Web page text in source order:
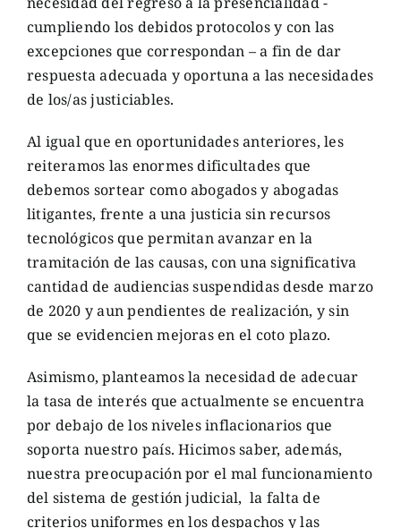
cumpliendo los debidos protocolos y con las
excepciones que correspondan – a fin de dar
respuesta adecuada y oportuna a las necesidades
de los/as justiciables.
Al igual que en oportunidades anteriores, les
reiteramos las enormes dificultades que
debemos sortear como abogados y abogadas
litigantes, frente a una justicia sin recursos
tecnológicos que permitan avanzar en la
tramitación de las causas, con una significativa
cantidad de audiencias suspendidas desde marzo
de 2020 y aun pendientes de realización, y sin
que se evidencien mejoras en el coto plazo.
Asimismo, planteamos la necesidad de adecuar
la tasa de interés que actualmente se encuentra
por debajo de los niveles inflacionarios que
soporta nuestro país. Hicimos saber, además,
nuestra preocupación por el mal funcionamiento
del sistema de gestión judicial, la falta de
criterios uniformes en los despachos y las